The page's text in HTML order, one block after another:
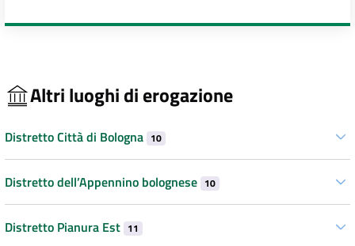
Altri luoghi di erogazione
Distretto Città di Bologna 10
Distretto dell’Appennino bolognese 10
Distretto Pianura Est 11